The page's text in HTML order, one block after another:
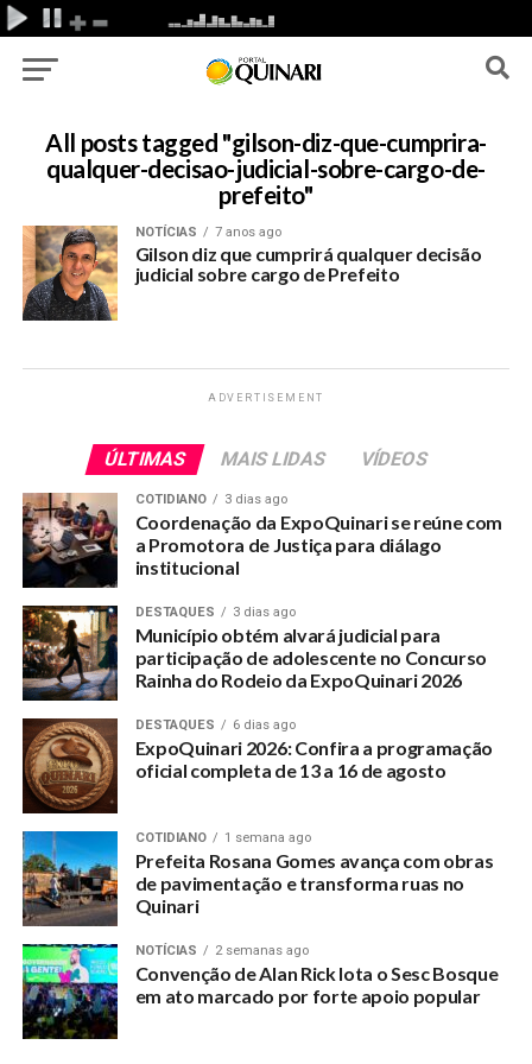
All posts tagged "gilson-diz-que-cumprira-
qualquer-decisao-judicial-sobre-cargo-de-
prefeito"
NOTÍCIAS 7 anos ago
Gilson diz que cumprirá qualquer decisão
judicial sobre cargo de Prefeito
ADVERTISEMENT
ÚLTIMAS MAIS LIDAS VÍDEOS
COTIDIANO 3 dias ago
Coordenação da ExpoQuinari se reúne com
a Promotora de Justiça para diálago
institucional
DESTAQUES 3 dias ago
Município obtém alvará judicial para
participação de adolescente no Concurso
Rainha do Rodeio da ExpoQuinari 2026
DESTAQUES 6 dias ago
ExpoQuinari 2026: Confira a programação
oficial completa de 13 a 16 de agosto
COTIDIANO 1 semana ago
Prefeita Rosana Gomes avança com obras
de pavimentação e transforma ruas no
Quinari
NOTÍCIAS 2 semanas ago
Convenção de Alan Rick lota o Sesc Bosque
em ato marcado por forte apoio popular